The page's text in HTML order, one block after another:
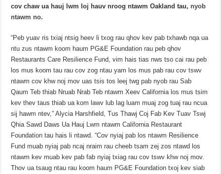
cov chaw ua hauj lwm loj hauv nroog ntawm Oakland tau, nyob
ntawm no.
“Peb yuav ris txiaj ntsig heev li txog rau qhov kev pab txhawb nqa ua
ntu zus ntawm koom haum PG&E Foundation rau peb qhov
Restaurants Care Resilience Fund, vim hais tias nws tso cai rau peb
los mus koom tau rau cov zog ntau yam los mus pab rau cov tswv
ntawm cov khw noj mov uas tsis tos leej twg pab nyob rau Sab
Qaum Teb thiab Nruab Nrab Teb ntawm Xeev California los mus tsim
kev thev taus thiab ua kom lawv lub lag luam muaj zog tuaj rau ncua
sij hawm ntev,” Alycia Harshfield, Tus Thawj Coj Fab Kev Tuav Tswj
Qhia Sawd Daws Ua Hauj Lwm ntawm California Restaurant
Foundation tau hais li ntawd. “Cov nyiaj pab los ntawm Resilience
Fund muab nyiaj pab ncaj nraim rau cheeb tsam zej zos ntawd los
ntawm kev muab kev pab fab nyiaj txiag rau cov tswv khw noj mov.
Thov ua tsaug ntau rau koom haum PG&E Foundation txoj kev siab